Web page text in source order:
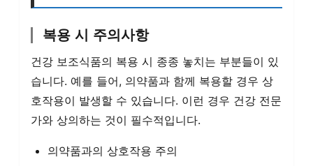
복용 시 주의사항
건강 보조식품의 복용 시 종종 놓치는 부분들이 있
습니다. 예를 들어, 의약품과 함께 복용할 경우 상
호작용이 발생할 수 있습니다. 이런 경우 건강 전문
가와 상의하는 것이 필수적입니다.
의약품과의 상호작용 주의